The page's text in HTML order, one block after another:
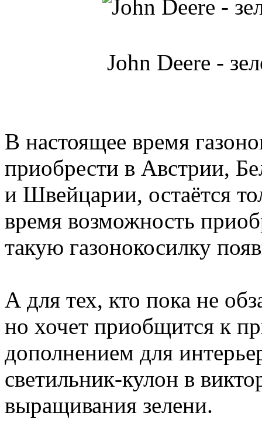
John Deere -
В настоящее время
приобрести в Австрии,
и Швейцарии, остаётся
время возможность
такую газонокосилку
А для тех, кто пока не
но хочет приобщится к
дополнением для
светильник-кулон в
выращивания зелени.